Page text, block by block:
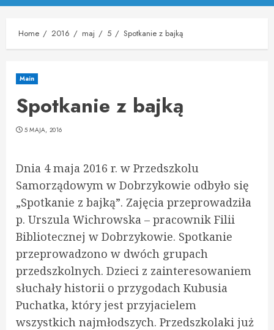
Menu
Home 2016 maj 5 Spotkanie z bajką
Main
Spotkanie z bajką
5 MAJA, 2016
Dnia 4 maja 2016 r. w Przedszkolu
Samorządowym w Dobrzykowie odbyło się
„Spotkanie z bajką”. Zajęcia przeprowadziła
p. Urszula Wichrowska – pracownik Filii
Bibliotecznej w Dobrzykowie. Spotkanie
przeprowadzono w dwóch grupach
przedszkolnych. Dzieci z zainteresowaniem
słuchały historii o przygodach Kubusia
Puchatka, który jest przyjacielem
wszystkich najmłodszych. Przedszkolaki już